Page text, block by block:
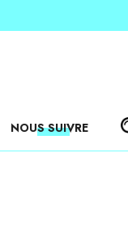
NOUS SUIVRE